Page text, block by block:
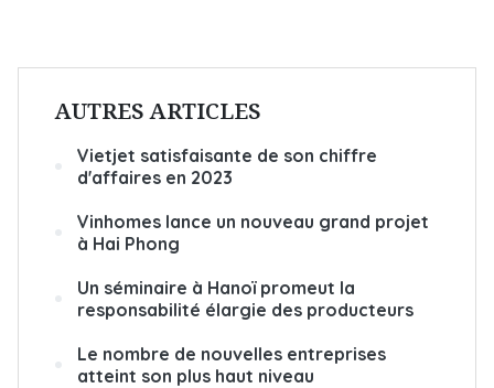
AUTRES ARTICLES
Vietjet satisfaisante de son chiffre
d'affaires en 2023
Vinhomes lance un nouveau grand projet
à Hai Phong
Un séminaire à Hanoï promeut la
responsabilité élargie des producteurs
Le nombre de nouvelles entreprises
atteint son plus haut niveau